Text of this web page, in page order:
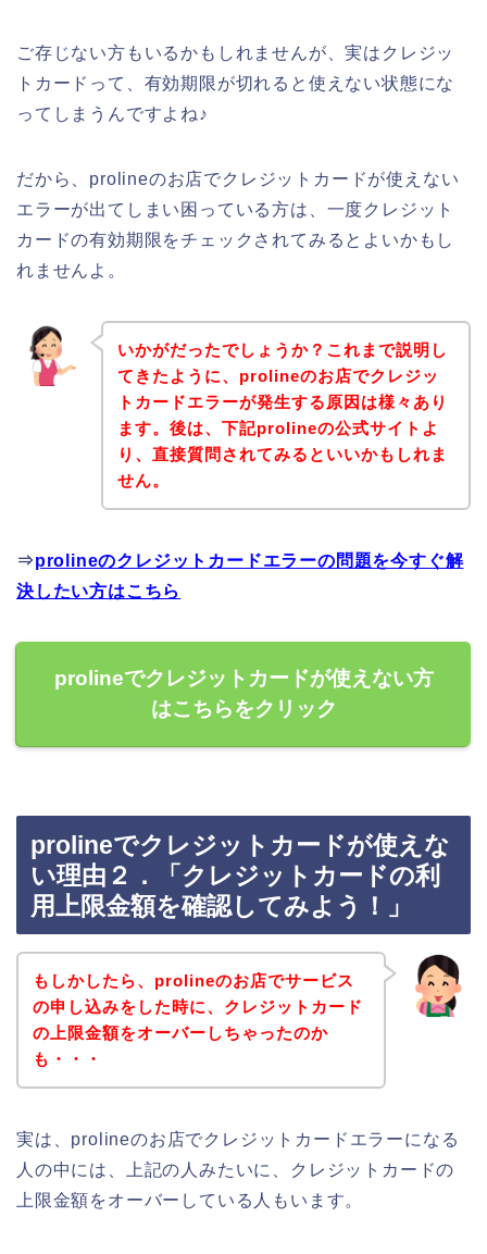
ご存じない方もいるかもしれませんが、実はクレジッ
トカードって、有効期限が切れると使えない状態にな
ってしまうんですよね♪
だから、prolineのお店でクレジットカードが使えない
エラーが出てしまい困っている方は、一度クレジット
カードの有効期限をチェックされてみるとよいかもし
れませんよ。
いかがだったでしょうか？これまで説明し
てきたように、prolineのお店でクレジッ
トカードエラーが発生する原因は様々あり
ます。後は、下記prolineの公式サイトよ
り、直接質問されてみるといいかもしれま
せん。
⇒prolineのクレジットカードエラーの問題を今すぐ解
決したい方はこちら
prolineでクレジットカードが使えない方
はこちらをクリック
prolineでクレジットカードが使えな
い理由２．「クレジットカードの利
用上限金額を確認してみよう！」
もしかしたら、prolineのお店でサービス
の申し込みをした時に、クレジットカード
の上限金額をオーバーしちゃったのか
も・・・
実は、prolineのお店でクレジットカードエラーになる
人の中には、上記の人みたいに、クレジットカードの
上限金額をオーバーしている人もいます。